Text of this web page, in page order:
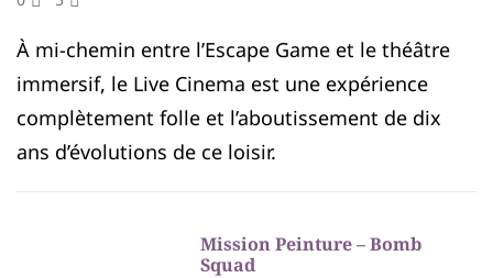
À mi-chemin entre l’Escape Game et le théâtre
immersif, le Live Cinema est une expérience
complètement folle et l’aboutissement de dix
ans d’évolutions de ce loisir.
Mission Peinture – Bomb
Squad